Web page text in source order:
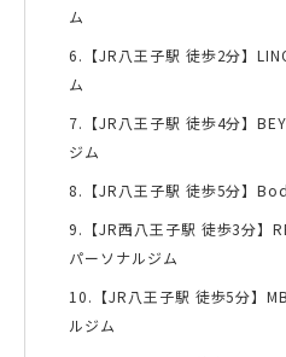
ム
6.【JR八王子駅 徒歩2分】
ム
7.【JR八王子駅 徒歩4分】
ジム
8.【JR八王子駅 徒歩5分】
9.【JR西八王子駅 徒歩3分】
パーソナルジム
10.【JR八王子駅 徒歩5分】
ルジム